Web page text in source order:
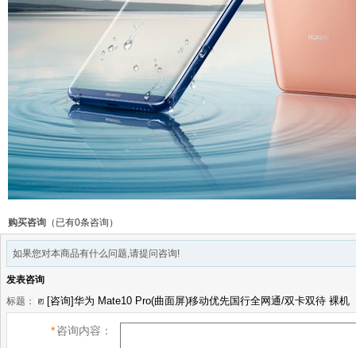
购买咨询 （已有0条咨询）
如果您对本商品有什么问题,请提问咨询!
发表咨询
标题：
*咨询内容：